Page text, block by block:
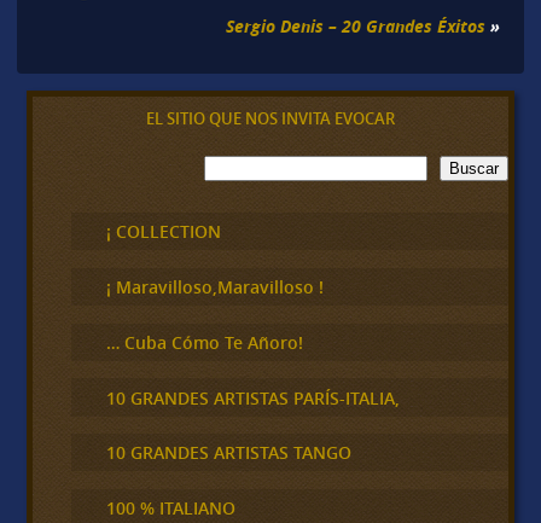
Sergio Denis – 20 Grandes Éxitos »
EL SITIO QUE NOS INVITA EVOCAR
B
u
c
a
Buscar
¡ COLLECTION
¡ Maravilloso,Maravilloso !
… Cuba Cómo Te Añoro!
10 GRANDES ARTISTAS PARÍS-ITALIA,
10 GRANDES ARTISTAS TANGO
100 % ITALIANO